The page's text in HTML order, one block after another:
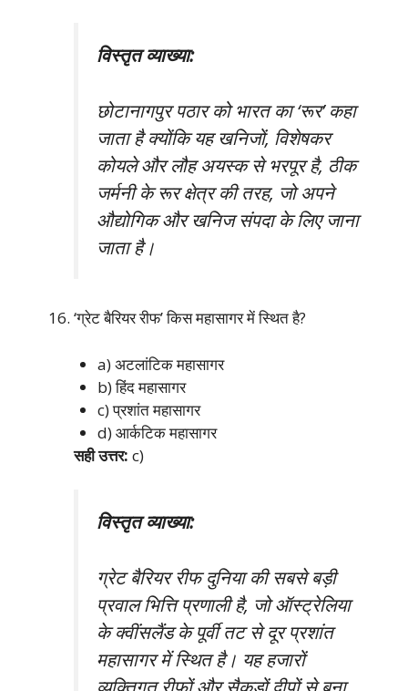
विस्तृत व्याख्या:
छोटानागपुर पठार को भारत का ‘रूर’ कहा
जाता है क्योंकि यह खनिजों, विशेषकर
कोयले और लौह अयस्क से भरपूर है, ठीक
जर्मनी के रूर क्षेत्र की तरह, जो अपने
औद्योगिक और खनिज संपदा के लिए जाना
जाता है।
‘ग्रेट बैरियर रीफ’ किस महासागर में स्थित है?
a) अटलांटिक महासागर
b) हिंद महासागर
c) प्रशांत महासागर
d) आर्कटिक महासागर
सही उत्तर: c)
विस्तृत व्याख्या:
ग्रेट बैरियर रीफ दुनिया की सबसे बड़ी
प्रवाल भित्ति प्रणाली है, जो ऑस्ट्रेलिया
के क्वींसलैंड के पूर्वी तट से दूर प्रशांत
महासागर में स्थित है। यह हजारों